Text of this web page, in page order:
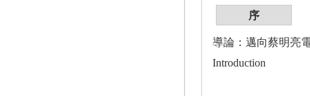
序
導論：邁向蔡明亮
Introduction